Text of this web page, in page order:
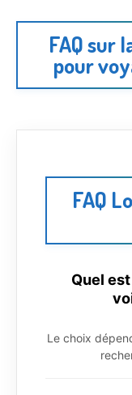
FAQ sur
pour
FAQ
Quel
Le choix